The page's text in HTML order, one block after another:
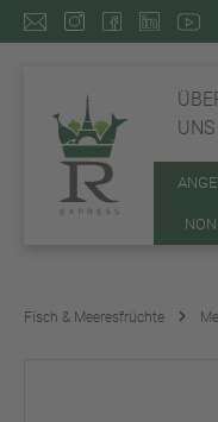
UNS
Fisch & Meeresfrüchte